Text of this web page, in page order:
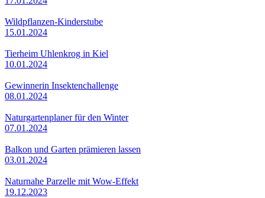
Wildpflanzen-Kinderstube
15.01.2024
Tierheim Uhlenkrog in Kiel
10.01.2024
Gewinnerin Insektenchallenge
08.01.2024
Naturgartenplaner für den Winter
07.01.2024
Balkon und Garten prämieren lassen
03.01.2024
Naturnahe Parzelle mit Wow-Effekt
19.12.2023